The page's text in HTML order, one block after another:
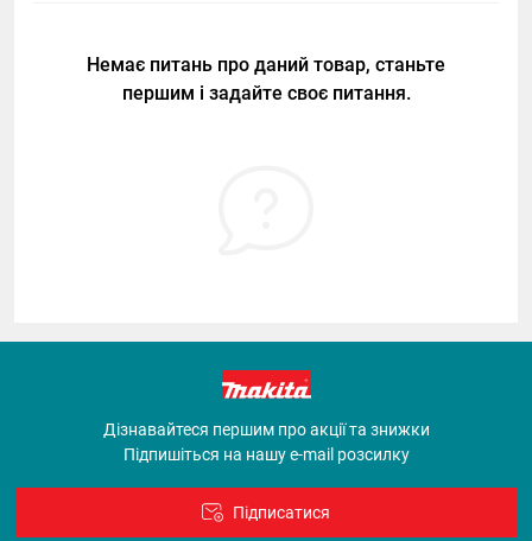
Немає питань про даний товар, станьте
першим і задайте своє питання.
Дізнавайтеся першим про акції та знижки
Підпишіться на нашу e-mail розсилку
Підписатися